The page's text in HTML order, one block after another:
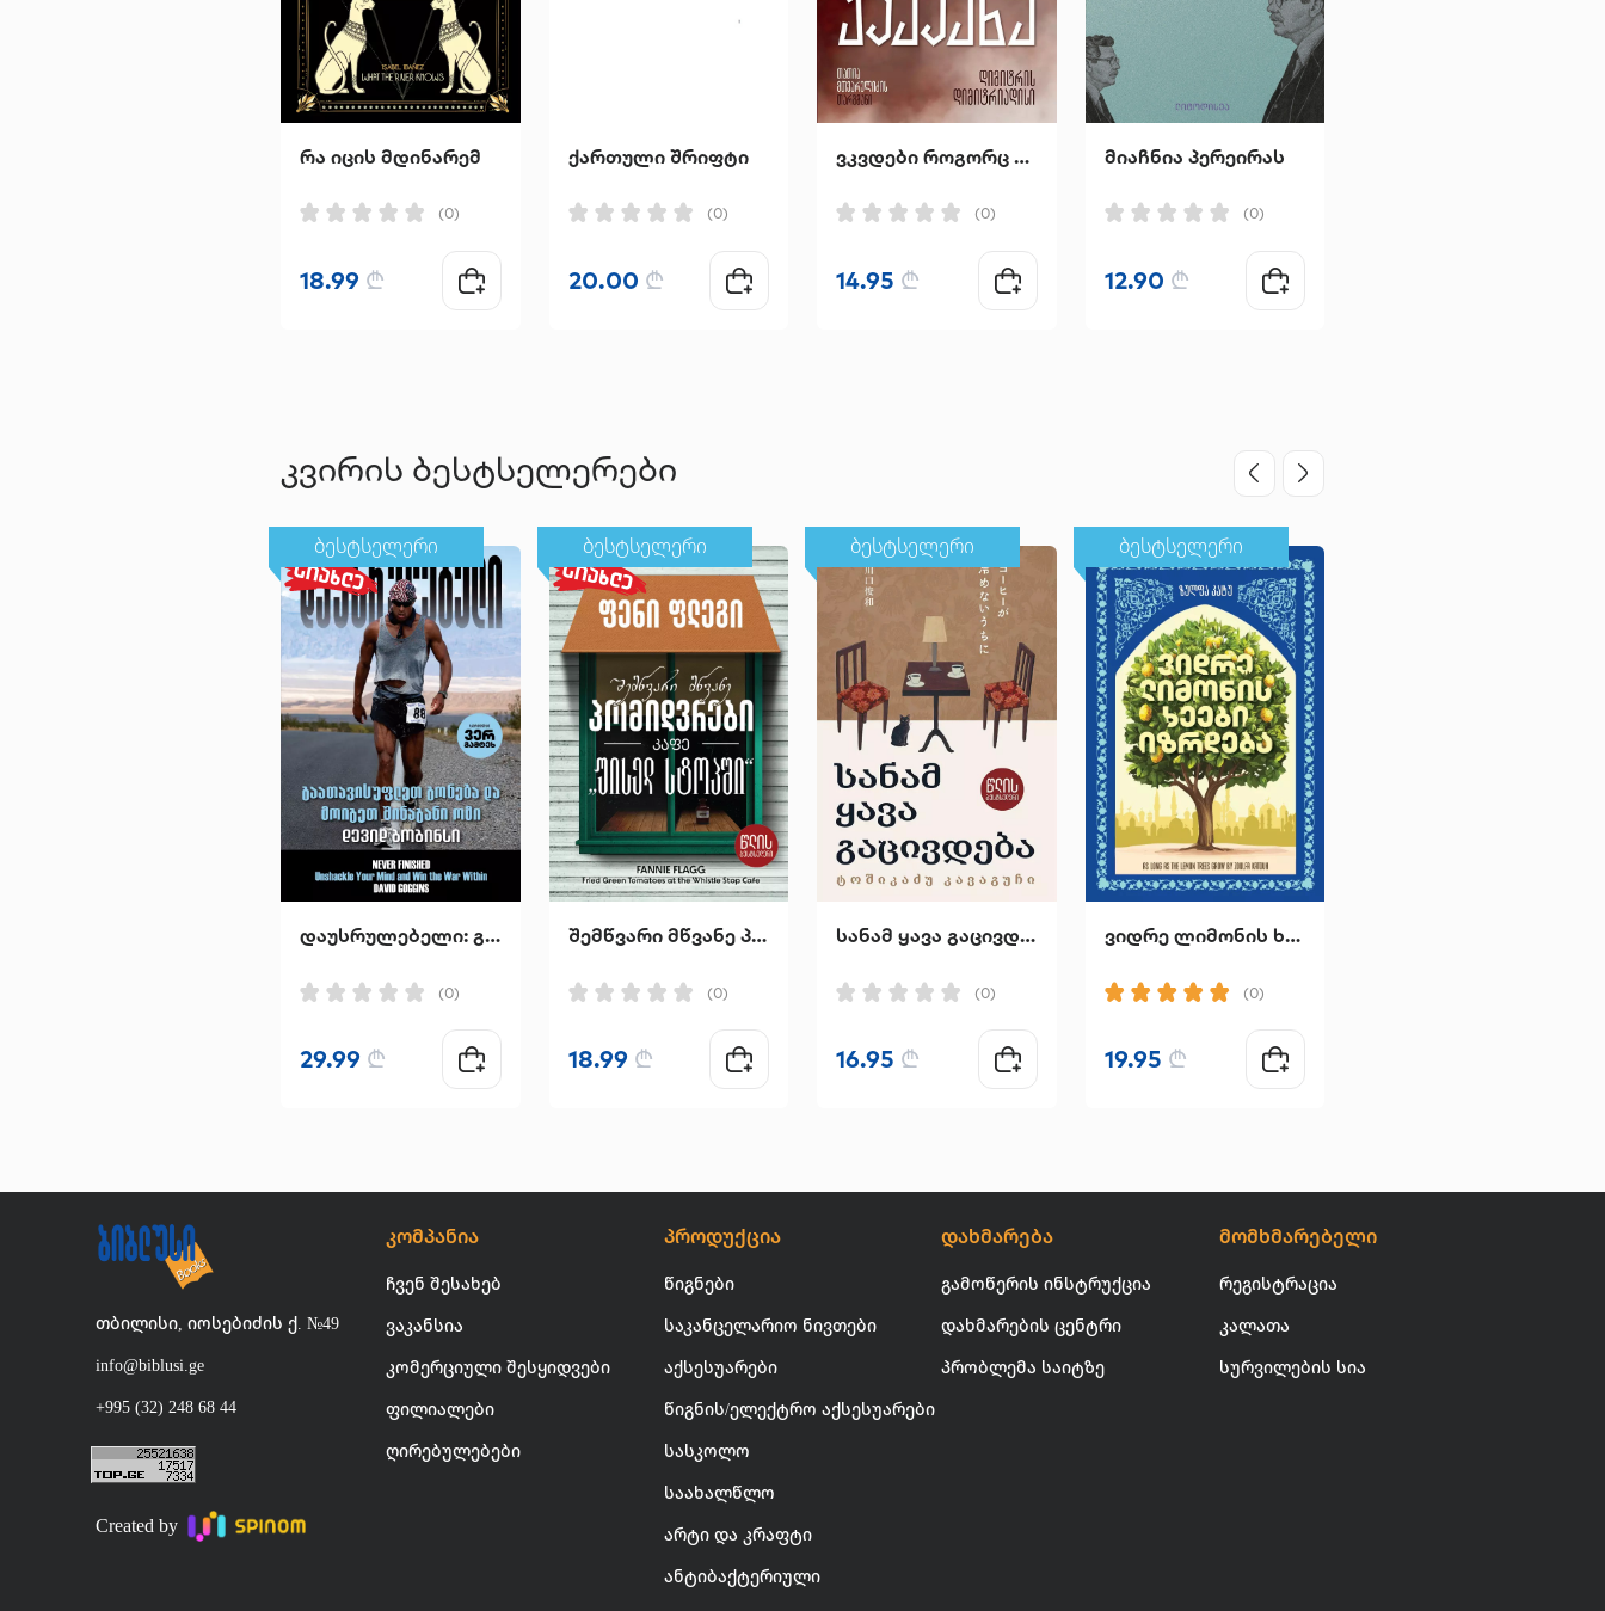
რა იცის მდინარემ
(0)
18.99 ₾
ქართული შრიფტი
(0)
20.00 ₾
ვკვდები როგორც ქვეყანა
(0)
14.95 ₾
მიაჩნია პერეირას
(0)
12.90 ₾
კვირის ბესტსელერები
ბესტსელერი
დაუსრულებელი: გაათავისუფლეთ გონება და მოიგეთ შინაგანი ომი
(0)
29.99 ₾
ბესტსელერი
შემწვარი მწვანე პომიდვრები კაფე "უისელ სტოპში"
(0)
18.99 ₾
ბესტსელერი
სანამ ყავა გაცივდება
(0)
16.95 ₾
ბესტსელერი
ვიდრე ლიმონის ხეები იზრდება
(0)
19.95 ₾
თბილისი, იოსებიძის ქ. №49
info@biblusi.ge
+995 (32) 248 68 44
Created by
კომპანია
ჩვენ შესახებ
ვაკანსია
კომერციული შესყიდვები
ფილიალები
ღირებულებები
პროდუქცია
წიგნები
საკანცელარიო ნივთები
აქსესუარები
წიგნის/ელექტრო აქსესუარები
სასკოლო
საახალწლო
არტი და კრაფტი
ანტიბაქტერიული
დახმარება
გამოწერის ინსტრუქცია
დახმარების ცენტრი
პრობლემა საიტზე
მომხმარებელი
რეგისტრაცია
კალათა
სურვილების სია